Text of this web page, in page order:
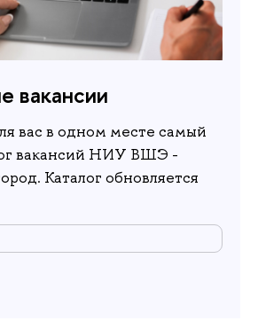
вакансии
вас в одном месте самый
вакансий НИУ ВШЭ -
Каталог обновляется